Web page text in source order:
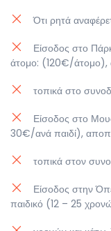
Ότι ρητά
Είσοδος στο
άτομο: (120€/
τοπικά στο
Είσοδος στο
30€/ανά παιδί),
τοπικά στον
Είσοδος στην
παιδικό (12 – 25